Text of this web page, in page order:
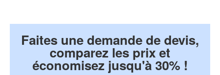
Faites une demande de devis,
comparez les prix et
économisez jusqu'à 30% !